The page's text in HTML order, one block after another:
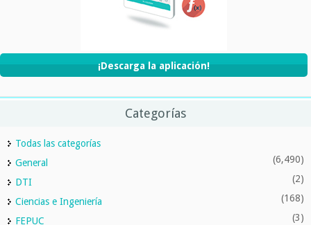
¡Descarga la aplicación!
Categorías
Todas las categorías
General
(6,490)
DTI (2)
Ciencias e Ingeniería (168)
FEPUC (3)